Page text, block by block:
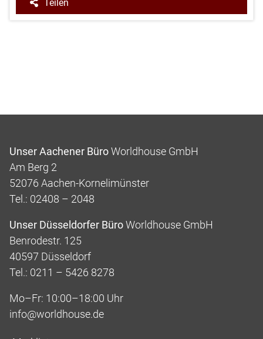
Teilen
Unser Aachener BüroWorldhouse GmbH
Am Berg 2
52076 Aachen-Kornelimünster
Tel.: 02408 – 2048
Unser Düsseldorfer BüroWorldhouse GmbH
Benrodestr. 125
40597 Düsseldorf
Tel.: 0211 – 5426 8278
Mo–Fr: 10:00–18:00 Uhr
info@worldhouse.de